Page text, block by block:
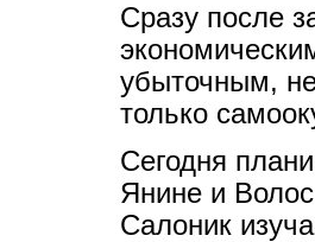
Сразу после
убыточным,
только
Сегодня
Янине и
Салоник